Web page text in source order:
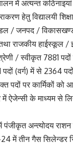
में अत्यन्त कठिनाइयां
हेतु विद्यालयी
/ जनपद /
तथा राजकीय हाईस्कूल /
/ स्वीकृत 7881 पदों
पदों (वर्ग) में से 2364
पदों पर कार्मिकों को
ऐजेन्सी के माध्यम से
अन्त्योदय राशन
में तीन गैस सिलेन्डर